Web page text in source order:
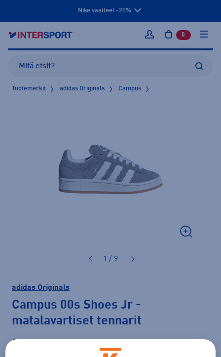
Nike vaatteet -20%
Kirjaudu sisään
0 tuotetta
Tuotemerkit adidas Originals Campus
1 / 9
adidas Originals
Campus 00s Shoes Jr -
matalavartiset tennarit
100,00 €